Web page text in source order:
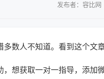
发布者：容比网
数人不知道。看到这个文
想获取一对一指导，添加